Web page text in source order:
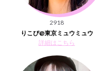
2918
りこぴ@東京ミュウミュウ
詳細はこちら